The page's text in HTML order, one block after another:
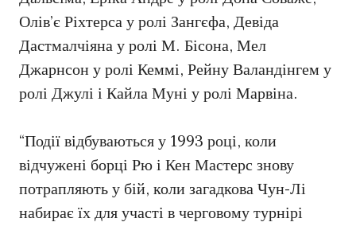
Олів’є Ріхтерса у ролі Зангєфа, Девіда
Дастмалчіяна у ролі М. Бісона, Мел
Джарнсон у ролі Кеммі, Рейну Валандінгем у
ролі Джулі і Кайла Муні у ролі Марвіна.
“Події відбуваються у 1993 році, коли
відчужені борці Рю і Кен Мастерс знову
потрапляють у бій, коли загадкова Чун-Лі
набирає їх для участі в черговому турнірі